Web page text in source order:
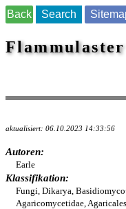
Back Search
Flammulaster
aktualisiert: 06.10.2023 14:33:56
Autoren:
Earle
Klassifikation:
Fungi, Dikarya,
Agaricomycetidae,